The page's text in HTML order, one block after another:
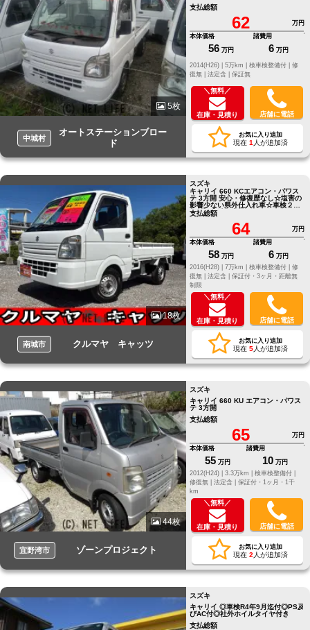
5枚
中城村
オートステーションブロー
ド
支払総額
62
万円
本体価格
56 万円
諸費用
6 万円
修
復無 | 法定含 | 保証無
＼無料／
在庫・見積り 店舗に電話
お気に入り追加
現在 1 人が追加済
18枚
南城市 クルマヤ キャッツ
スズキ
キャリイ 660 KCエアコン・パワス
テ 3方開 安心・修復歴なし☆塩害の
影響少ない県外仕入れ車☆車検２ヵ
年付き☆総額表示
支払総額
64
万円
本体価格
58 万円
諸費用
6 万円
2016(H28) |
7万km | 検車検整備付 | 修
復無 | 法定含 | 保証付・3ヶ月・距離無
制限
＼無料／
在庫・見積り 店舗に電話
お気に入り追加
現在 5人が追加済
44枚
宜野湾市 ゾーンプロジェクト
スズキ
キャリイ 660 KU エアコン・パワス
テ 3方開
支払総額
65
万円
本体価格
55 万円
諸費用
10 万円
2012(H24) |
3.3万km |
検車検整備付 |
修復無 | 法定含 | 保証付・1ヶ月・1千
km
＼無料／
在庫・見積り 店舗に電話
お気に入り追加
現在 2 人が追加済
スズキ
キャリイ ◎車検R4年9月迄付◎PS及
びAC付◎社外ホイルタイヤ付き
支払総額